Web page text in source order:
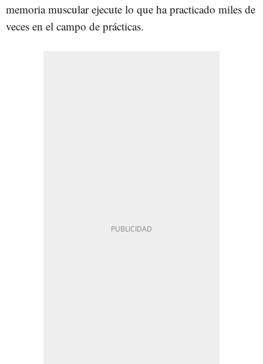
memoria muscular ejecute lo que ha practicado miles de
veces en el campo de prácticas.